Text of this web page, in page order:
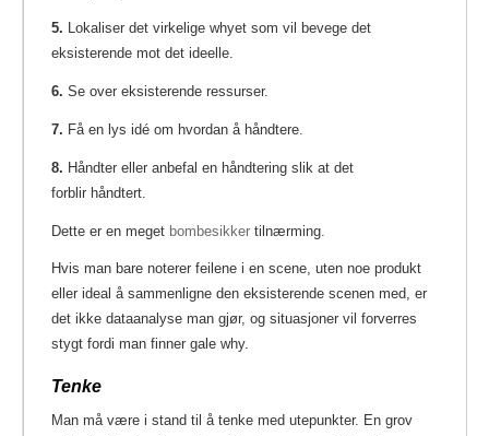
5. Lokaliser det virkelige whyet som vil bevege det
eksisterende mot det ideelle.
6. Se over eksisterende ressurser.
7. Få en lys idé om hvordan å håndtere.
8. Håndter eller anbefal en håndtering slik at det
forblir håndtert.
Dette er en meget bombesikker tilnærming.
Hvis man bare noterer feilene i en scene, uten noe produkt
eller ideal å sammenligne den eksisterende scenen med, er
det ikke dataanalyse man gjør, og situasjoner vil forverres
stygt fordi man finner gale why.
Tenke
Man må være i stand til å tenke med utepunkter. En grov